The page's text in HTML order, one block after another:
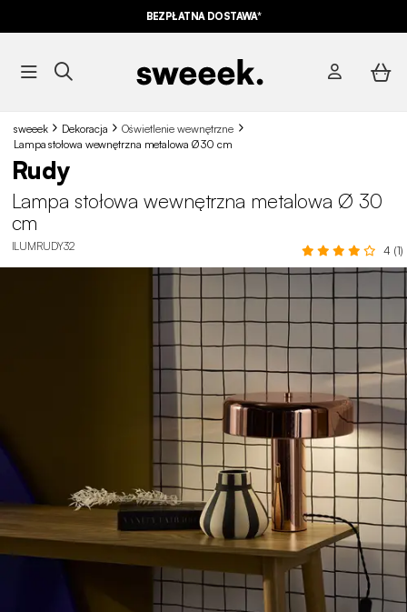
BEZPŁATNA DOSTAWA*
sweeek Dekoracja
Oświetlenie wewnętrzne
Lampa stołowa wewnętrzna metalowa Ø 30 cm
Rudy
Lampa stołowa wewnętrzna metalowa Ø 30
cm
ILUMRUDY32 4 (1)